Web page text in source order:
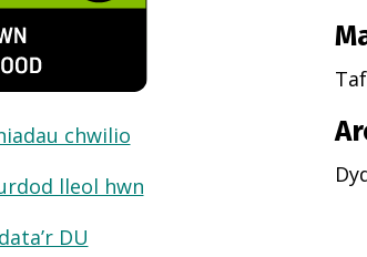
chwilio
lleol hwn
DU